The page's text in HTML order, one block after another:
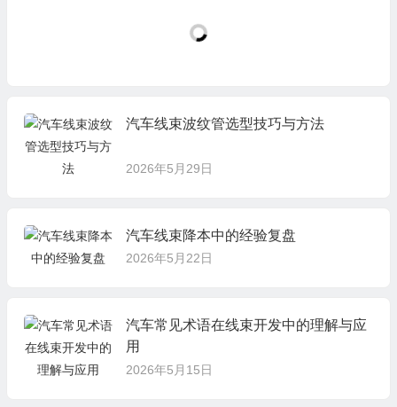
汽车线束波纹管选型技巧与方法
2026年5月29日
汽车线束降本中的经验复盘
2026年5月22日
汽车常见术语在线束开发中的理解与应
用
2026年5月15日